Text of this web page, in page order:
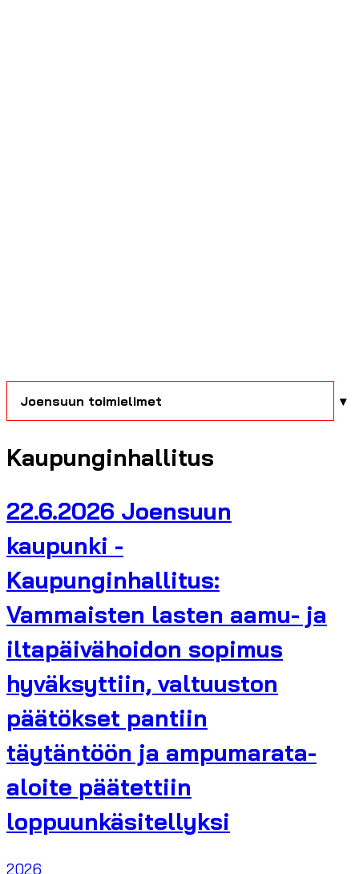
Joensuun toimielimet
Kaupunginhallitus
22.6.2026 Joensuun
kaupunki -
Kaupunginhallitus:
Vammaisten lasten aamu- ja
iltapäivähoidon sopimus
hyväksyttiin, valtuuston
päätökset pantiin
täytäntöön ja ampumarata-
aloite päätettiin
loppuunkäsitellyksi
2026